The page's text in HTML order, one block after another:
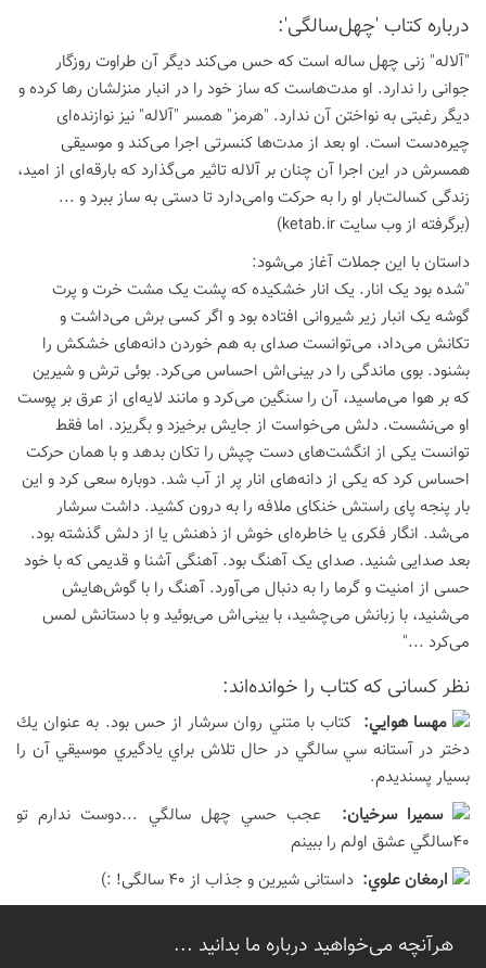
درباره كتاب 'چهل‌سالگی':
"آلاله" زنی چهل ساله است که حس می‌کند دیگر آن طراوت روزگار
جوانی را ندارد. او مدت‌هاست که ساز خود را در انبار منزلشان رها کرده و
دیگر رغبتی به نواختن آن ندارد. "هرمز" همسر "آلاله" نیز نوازنده‌ای
چیره‌دست است. او بعد از مدت‌ها کنسرتی اجرا می‌کند و موسیقی
همسرش در این اجرا آن چنان بر آلاله تاثیر می‌گذارد که بارقه‌ای از امید،
زندگی کسالت‌بار او را به حرکت وامی‌دارد تا دستی به ساز ببرد و ...
(برگرفته از وب سایت ketab.ir)
داستان با این جملات آغاز می‌شود:
"شده بود یک انار. یک انار خشکیده که پشت یک مشت خرت و پرت
گوشه یک انبار زیر شیروانی افتاده بود و اگر کسی برش می‌داشت و
تکانش می‌داد، می‌توانست صدای به هم خوردن دانه‌های خشکش را
بشنود. بوی ماندگی را در بینی‌اش احساس می‌کرد. بوئی ترش و شیرین
که بر هوا می‌ماسید، آن را سنگین می‌کرد و مانند لایه‌ای از عرق بر پوست
او می‌نشست. دلش می‌خواست از جایش برخیزد و بگریزد. اما فقط
توانست یکی از انگشت‌های دست چپش را تکان بدهد و با همان حرکت
احساس کرد که یکی از دانه‌های انار پر از آب شد. دوباره سعی کرد و این
بار پنجه پای راستش خنکای ملافه را به درون کشید. داشت سرشار
می‌شد. انگار فکری یا خاطره‌ای خوش از ذهنش یا از دلش گذشته بود.
بعد صدایی شنید. صدای یک آهنگ بود. آهنگی آشنا و قدیمی که با خود
حسی از امنیت و گرما را به دنبال می‌آورد. آهنگ را با گوش‌هایش
می‌شنید، با زبانش می‌چشید، با بینی‌اش می‌بوئید و با دستانش لمس
می‌کرد ..."
نظر كسانی كه كتاب را خوانده‌اند:
مهسا هوايي: كتاب با متني روان سرشار از حس بود. به عنوان يك
دختر در آستانه سي سالگي در حال تلاش براي يادگيري موسيقي آن را
بسيار پسنديدم.
سميرا سرخيان: عجب حسي چهل سالگي ...دوست ندارم تو
٤٠سالگي عشق اولم را ببينم
ارمغان علوي: داستانی شیرین و جذاب از 40 سالگی! :)
هرآنچه می‌خواهید درباره ما بدانید ...